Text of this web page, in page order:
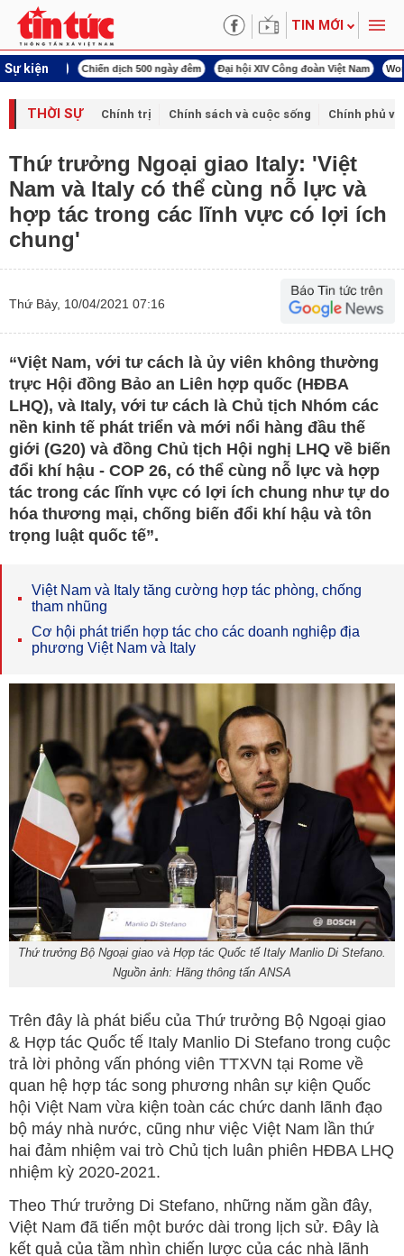
TIN MỚI
Sự kiện
mạng Chiến dịch 500 ngày đêm Đại hội XIV Công đoàn Việt Nam
THỜI SỰ Chính trị Chính sách và cuộc sống Chính phủ
Thứ trưởng Ngoại giao Italy: 'Việt
Nam và Italy có thể cùng nỗ lực và
hợp tác trong các lĩnh vực có lợi ích
chung'
Thứ Bảy, 10/04/2021 07:16
“Việt Nam, với tư cách là ủy viên không thường
trực Hội đồng Bảo an Liên hợp quốc (HĐBA
LHQ), và Italy, với tư cách là Chủ tịch Nhóm các
nền kinh tế phát triển và mới nổi hàng đầu thế
giới (G20) và đồng Chủ tịch Hội nghị LHQ về biến
đổi khí hậu - COP 26, có thể cùng nỗ lực và hợp
tác trong các lĩnh vực có lợi ích chung như tự do
hóa thương mại, chống biến đổi khí hậu và tôn
trọng luật quốc tế”.
Việt Nam và Italy tăng cường hợp tác phòng, chống
tham nhũng
Cơ hội phát triển hợp tác cho các doanh nghiệp địa
phương Việt Nam và Italy
Thứ trưởng Bộ Ngoại giao và Hợp tác Quốc tế Italy Manlio Di Stefano.
Nguồn ảnh: Hãng thông tấn ANSA
Trên đây là phát biểu của Thứ trưởng Bộ Ngoại giao
& Hợp tác Quốc tế Italy Manlio Di Stefano trong cuộc
trả lời phỏng vấn phóng viên TTXVN tại Rome về
quan hệ hợp tác song phương nhân sự kiện Quốc
hội Việt Nam vừa kiện toàn các chức danh lãnh đạo
bộ máy nhà nước, cũng như việc Việt Nam lần thứ
hai đảm nhiệm vai trò Chủ tịch luân phiên HĐBA LHQ
nhiệm kỳ 2020-2021.
Theo Thứ trưởng Di Stefano, những năm gần đây,
Việt Nam đã tiến một bước dài trong lịch sử. Đây là
kết quả của tầm nhìn chiến lược của các nhà lãnh